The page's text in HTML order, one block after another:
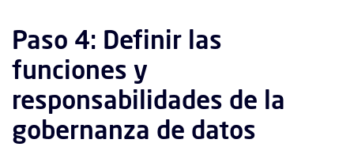
Paso 4: Definir las
funciones y
responsabilidades de la
gobernanza de datos